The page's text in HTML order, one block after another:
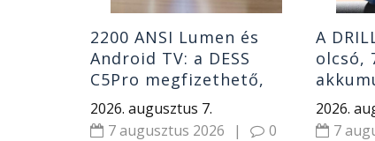
2200 ANSI Lumen és
Android TV: a DESS
C5Pro megfizethető,
mégsem tipikus olcsó
projektor
2026. augusztus 7.
7 augusztus 2026
| 0
A
olcsó,
2026.
7